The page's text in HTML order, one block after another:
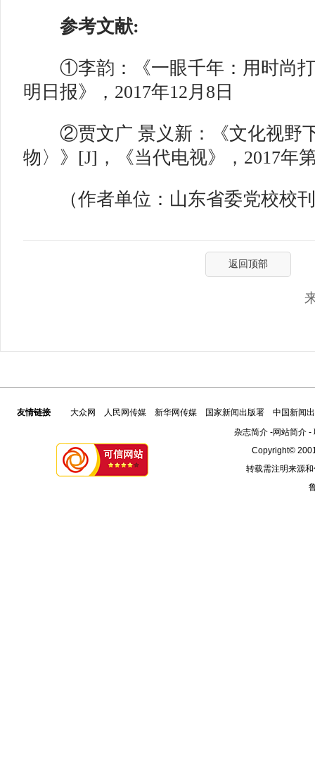
参考文献:
①李韵：《一眼千年：用时尚打
明日报》，2017年12月8日
②贾文广 景义新：《文化视野
物〉》[J]，《当代电视》，2017年
（作者单位：山东省委党校校
返回顶部
友情链接 大众网 人民网传媒 新华网传媒 国家新闻出版署
中国新闻
杂志简介-网站简介-
Copyright©
转载需注明来源